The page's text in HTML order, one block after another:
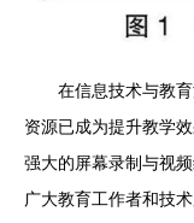
在信息技术与教
资源已成为提升教学
强大的屏幕录制与视
广大教育工作者和技